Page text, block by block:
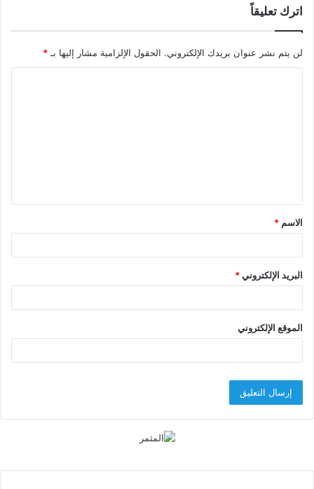
اترك تعليقاً
لن يتم نشر عنوان بريدك الإلكتروني. الحقول الإلزامية مشار إليها بـ*
ق
*
الاسم *
البريد الإلكتروني*
الموقع الإلكتروني